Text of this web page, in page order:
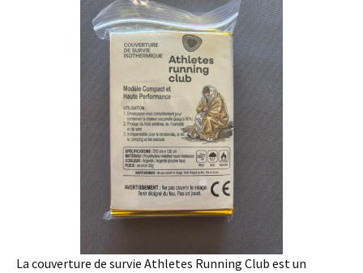
La couverture de survie Athletes Running Club est un